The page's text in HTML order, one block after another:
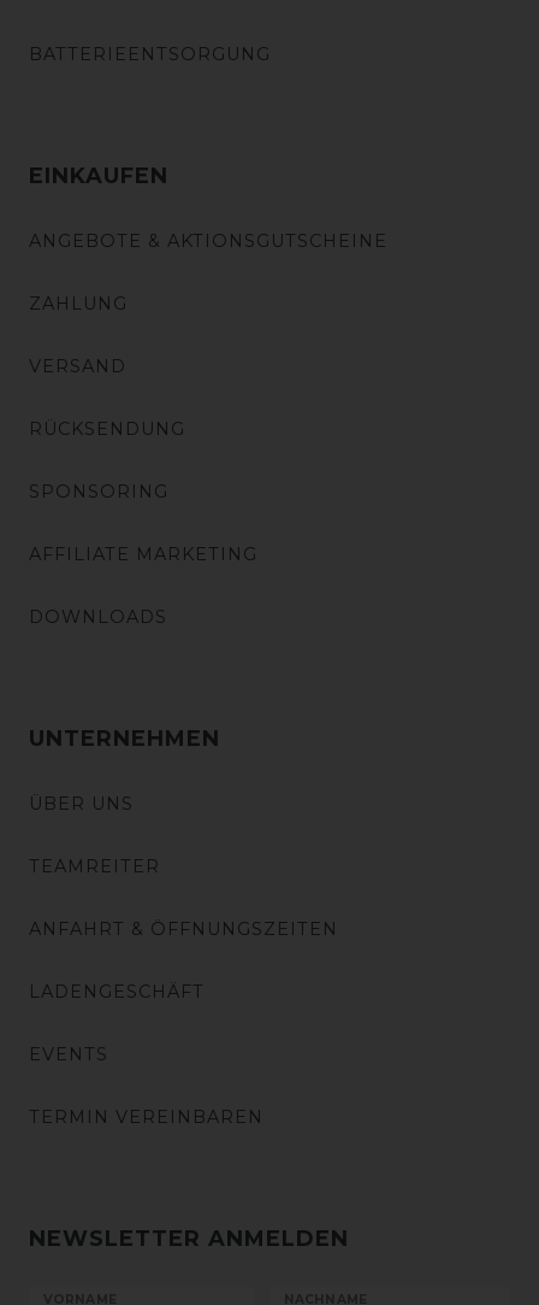
BATTERIEENTSORGUNG
EINKAUFEN
ANGEBOTE & AKTIONSGUTSCHEINE
ZAHLUNG
VERSAND
RÜCKSENDUNG
SPONSORING
AFFILIATE MARKETING
DOWNLOADS
UNTERNEHMEN
ÜBER UNS
TEAMREITER
ANFAHRT & ÖFFNUNGSZEITEN
LADENGESCHÄFT
EVENTS
TERMIN VEREINBAREN
NEWSLETTER ANMELDEN
VORNAME NACHNAME